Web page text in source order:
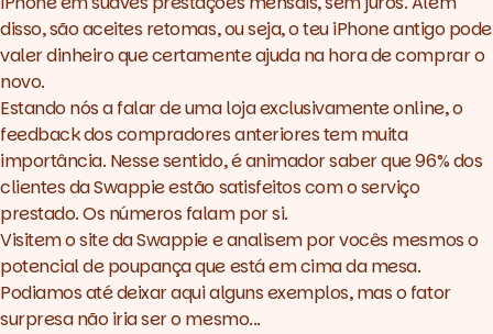
disso, são aceites retomas, ou seja, o teu iPhone antigo pode
valer dinheiro que certamente ajuda na hora de comprar o
novo.
Estando nós a falar de uma loja exclusivamente online, o
feedbackdos compradores anteriores tem muita
importância. Nesse sentido, é animador saber que 96% dos
clientes daSwappieestão satisfeitos com o serviço
prestado. Os números falam por si.
Visitem o site daSwappiee analisem por vocês mesmos o
potencial de poupança que está em cima da mesa.
Podiamos até deixar aqui alguns exemplos, mas o fator
surpresa não iria ser o mesmo...